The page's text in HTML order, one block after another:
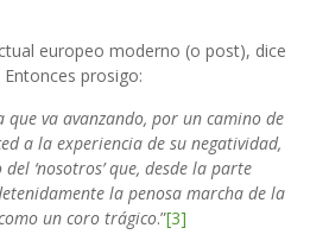
europeo moderno (o post), dice
prosigo:
que va avanzando, por un camino de
a la experiencia de su negatividad,
‘nosotros’ que, desde la parte
la penosa marcha de la
un coro trágico.”[3]